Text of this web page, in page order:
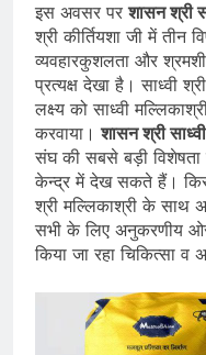
इस अवसर परशासन श्री
श्री कीर्तियशा जी में
व्यवहारकुशलता और
प्रत्यक्ष देखा है। साध्वी
लक्ष्य को साध्वी
करवाया।शासन श्री
संघ की सबसे बड़ी विशेषता
केन्द्र में देख सकते हैं। किस
श्री मल्लिकाश्री के साथ
सभी के लिए अनुकरणीय ओर
किया जा रहा चिकित्सा व